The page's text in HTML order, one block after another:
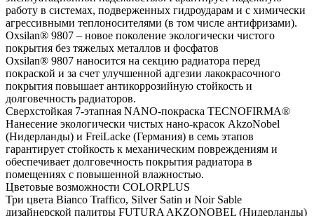
работу в системах, подверженных гидроударам и с химически
агрессивными теплоносителями (в том числе антифризами).
Oxsilan® 9807 – новое поколение экологически чистого
покрытия без тяжелых металлов и фосфатов
Oxsilan® 9807 наносится на секцию радиатора перед
покраской и за счет улучшенной адгезии лакокрасочного
покрытия повышает антикоррозийную стойкость и
долговечность радиаторов.
Сверхстойкая 7-этапная NANO-покраска TECNOFIRMA®
Нанесение экологически чистых нано-красок AkzoNobel
(Нидерланды) и FreiLacke (Германия) в семь этапов
гарантирует стойкость к механическим повреждениям и
обеспечивает долговечность покрытия радиатора в
помещениях с повышенной влажностью.
Цветовые возможности COLORPLUS
Три цвета Bianco Traffico, Silver Satin и Noir Sable
дизайнерской палитры FUTURA AKZONOBEL (Нидерланды)